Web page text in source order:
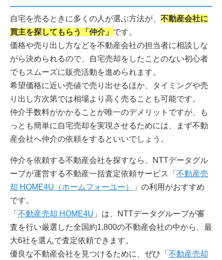
自宅を売るときに多くの人が選ぶ方法が、 不動産会社に
買主を探してもらう「仲介」 です。
価格や売り出し方などを不動産会社の担当者に相談しな
がら決められるので、自宅売却をしたことのない初心者
でもスムーズに販売活動を進められます。
希望価格に近い売値で売り出せるほか、タイミングや売
り出し方次第では相場より高く売ることも可能です。
仲介手数料がかかることが唯一のデメリットですが、も
っとも簡単に自宅売却を実現させるためには、まず不動
産会社へ仲介の依頼をするといいでしょう。
仲介を依頼する不動産会社を探すなら、NTTデータグル
ープが運営する不動産一括査定依頼サービス「 不動産売
却 HOME4U（ホームフォーユー）
」の利用がおすすめ
です。
「 不動産売却 HOME4U 」は、NTTデータグループが審
査を行い厳選した全国約1,800の不動産会社の中から、最
大6社を選んで査定依頼できます。
優良な不動産会社を見つけるために、ぜひ「 不動産売却